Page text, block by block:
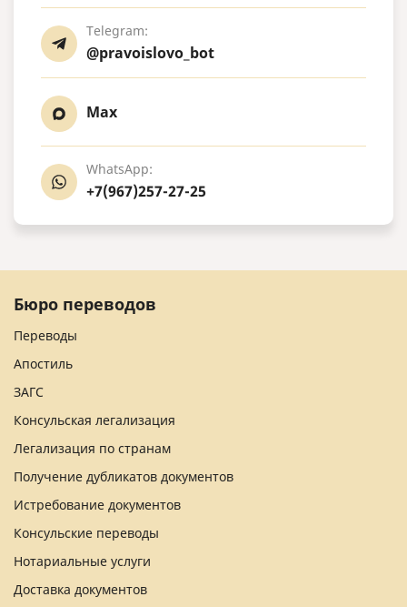
Telegram:
@pravoislovo_bot
Max
WhatsApp:
+7(967)257-27-25
Бюро переводов
Переводы
Апостиль
ЗАГС
Консульская легализация
Легализация по странам
Получение дубликатов документов
Истребование документов
Консульские переводы
Нотариальные услуги
Доставка документов